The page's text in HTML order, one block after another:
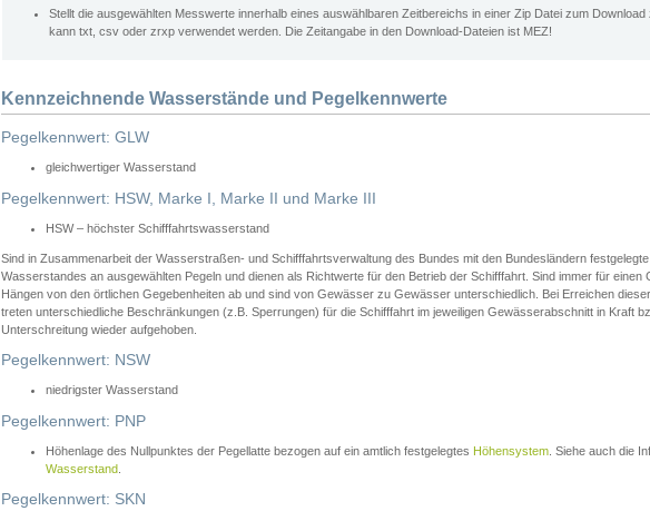
Stellt die ausgewählten Messwerte innerhalb eines auswählbaren Zeitbereichs in einer Zip Datei zum
kann txt, csv oder zrxp verwendet werden. Die Zeitangabe in den Download-Dateien ist MEZ!
Kennzeichnende Wasserstände und Pegelkennwerte
Pegelkennwert: GLW
gleichwertiger Wasserstand
Pegelkennwert: HSW, Marke I, Marke II und Marke III
HSW – höchster Schifffahrtswasserstand
Sind in Zusammenarbeit der Wasserstraßen- und Schifffahrtsverwaltung des Bundes mit den Bundesländern
Wasserstandes an ausgewählten Pegeln und dienen als Richtwerte für den Betrieb der Schifffahrt. Sind immer für einen
Hängen von den örtlichen Gegebenheiten ab und sind von Gewässer zu Gewässer unterschiedlich. Bei Erreichen
treten unterschiedliche Beschränkungen (z.B. Sperrungen) für die Schifffahrt im jeweiligen Gewässerabschnitt in Kraft
Unterschreitung wieder aufgehoben.
Pegelkennwert: NSW
niedrigster Wasserstand
Pegelkennwert: PNP
Höhenlage des Nullpunktes der Pegellatte bezogen auf ein amtlich festgelegtes Höhensystem . Siehe auch die
Wasserstand
Pegelkennwert: SKN